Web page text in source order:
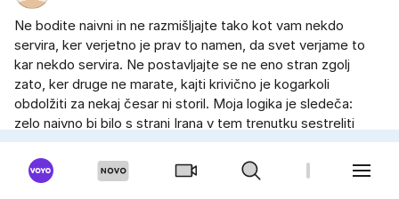
Ne bodite naivni in ne razmišljajte tako kot vam nekdo
servira, ker verjetno je prav to namen, da svet verjame to
kar nekdo servira. Ne postavljajte se ne eno stran zgolj
zato, ker druge ne marate, kajti krivično je kogarkoli
obdolžiti za nekaj česar ni storil. Moja logika je sledeča:
zelo naivno bi bilo s strani Irana v tem trenutku sestreliti
tuje letalo nad svojim ozemljem. Tisti, ki želijo vojno na tem
območju bodo vsekakor poskušali najti način kako
prepričati svet, da je to upravičeno. To so že počeli in še